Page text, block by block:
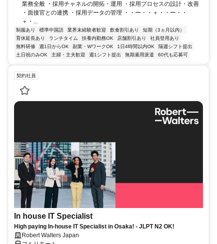
業務全般 ・採用チャネルの開拓・運用 ・採用プロセスの設計・改善
・面接官との連携 ・採用データの管理 ・・ー・・＋・・ー・・
＋・...
制服あり 標準中国語 業界未経験者歓迎 飲食割引あり
短期（3ヵ月以内）
育休延長あり
ランチタイム 扶養内勤務OK 店舗割引あり
社員登用あり
無料研修
週1日からOK 副業・WワークOK 1日4時間以内OK
隔週シフト提出
土日祝のみOK
主婦・主夫歓迎 週1シフト提出 無期雇用派遣 60代も応募可
契約社員
In house IT Specialist
High paying In-house IT Specialist in Osaka! - JLPT N2 OK!
Robert Walters Japan